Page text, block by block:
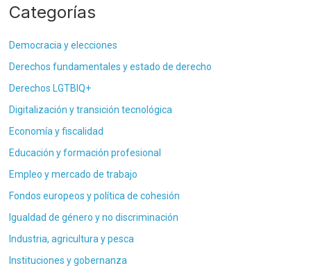
Categorías
Democracia y elecciones
Derechos fundamentales y estado de derecho
Derechos LGTBIQ+
Digitalización y transición tecnológica
Economía y fiscalidad
Educación y formación profesional
Empleo y mercado de trabajo
Fondos europeos y política de cohesión
Igualdad de género y no discriminación
Industria, agricultura y pesca
Instituciones y gobernanza